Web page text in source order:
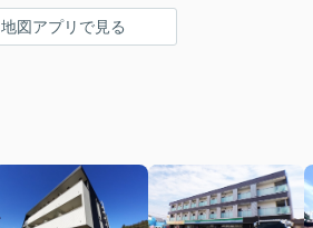
地図アプリで見る